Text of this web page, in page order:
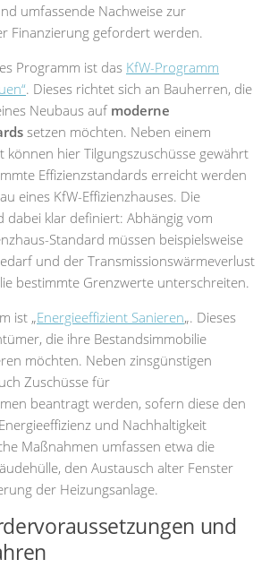
umfassende Nachweise zur
Finanzierung gefordert werden.
Programm ist das KfW-Programm
. Dieses richtet sich an Bauherren, die
Neubaus auf moderne
setzen möchten. Neben einem
können hier Tilgungszuschüsse gewährt
Effizienzstandards erreicht werden
eines KfW-Effizienzhauses. Die
klar definiert: Abhängig vom
Standard müssen beispielsweise
und der Transmissionswärmeverlust
bestimmte Grenzwerte unterschreiten.
ist „Energieeffizient Sanieren„. Dieses
die ihre Bestandsimmobilie
möchten. Neben zinsgünstigen
Zuschüsse für
beantragt werden, sofern diese den
und Nachhaltigkeit
Maßnahmen umfassen etwa die
den Austausch alter Fenster
der Heizungsanlage.
und